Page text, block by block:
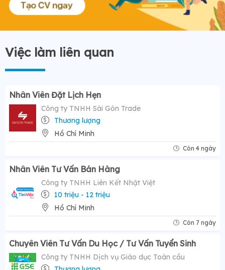
Việc làm liên quan
Nhân Viên Đặt Lịch Hẹn
Công ty TNHH Sài Gòn Trade
Thương lượng
Hồ Chí Minh
Còn 4 ngày
Nhân Viên Tư Vấn Bán Hàng
Công ty TNHH Liên Kết Nhật Việt
10 triệu - 12 triệu
Hồ Chí Minh
Còn 7 ngày
Chuyên Viên Tư Vấn Du Học / Tư Vấn Tuyển Sinh
Công ty TNHH Dịch vụ Giáo dục Toàn cầu